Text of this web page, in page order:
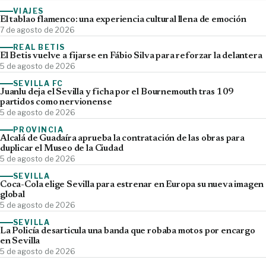
VIAJES
El tablao flamenco: una experiencia cultural llena de emoción
7 de agosto de 2026
REAL BETIS
El Betis vuelve a fijarse en Fábio Silva para reforzar la delantera
5 de agosto de 2026
SEVILLA FC
Juanlu deja el Sevilla y ficha por el Bournemouth tras 109
partidos como nervionense
5 de agosto de 2026
PROVINCIA
Alcalá de Guadaíra aprueba la contratación de las obras para
duplicar el Museo de la Ciudad
5 de agosto de 2026
SEVILLA
Coca-Cola elige Sevilla para estrenar en Europa su nueva imagen
global
5 de agosto de 2026
SEVILLA
La Policía desarticula una banda que robaba motos por encargo
en Sevilla
5 de agosto de 2026